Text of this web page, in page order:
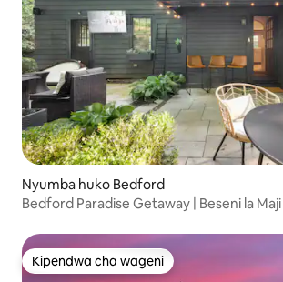
Nyumba huko Bedford
Bedford Paradise Getaway | Beseni la
Kipendwa cha wageni
Kipendwa cha wageni